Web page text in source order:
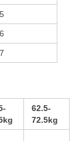
62.5-
72.5kg